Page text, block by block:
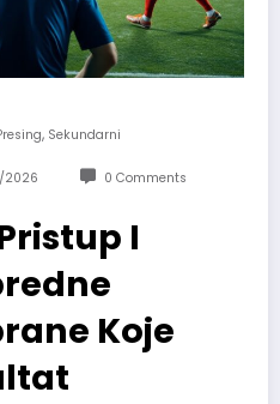
, Sekundarni
2026 0 Comments
I
Koje